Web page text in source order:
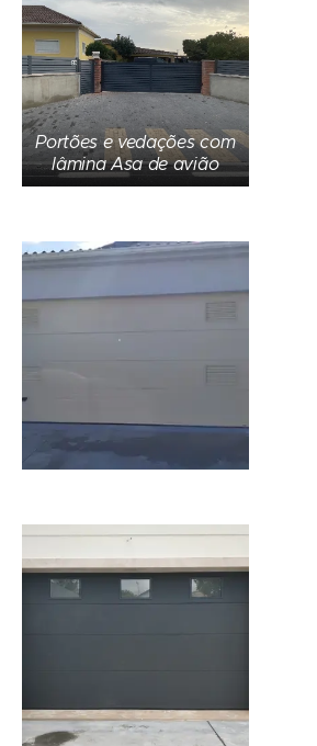
Portões e vedações com
lâmina Asa de avião